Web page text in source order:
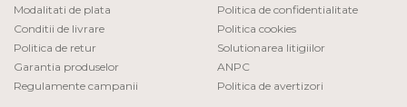
Modalitati de plata
Conditii de livrare
Politica de retur
Garantia produselor
Regulamente campanii
Politica de confidentialitate
Politica cookies
Solutionarea litigiilor
ANPC
Politica de avertizori